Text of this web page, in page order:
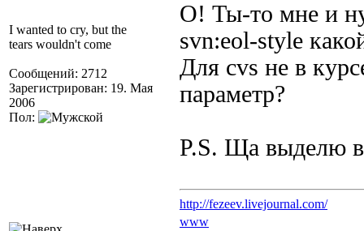
I wanted to cry, but the
tears wouldn't come
Сообщений: 2712
Зарегистрирован: 19. Мая
2006
Пол:
О! Ты-то мне и
svn:eol-style
Для cvs не в
параметр?
P.S. Ща выделю в
http://fezeev.livejournal.com/
www